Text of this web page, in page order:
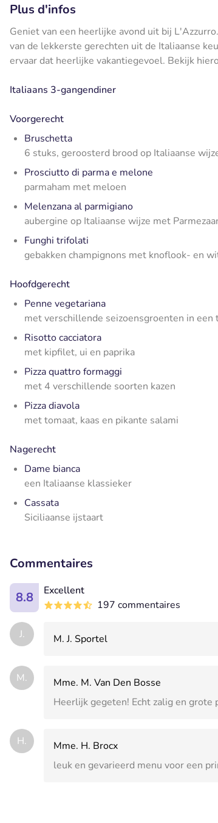
Plus d'infos
Geniet van een heerlijke avond uit bij
van de lekkerste gerechten uit de Italiaanse
ervaar dat heerlijke vakantiegevoel. Bekijk
Italiaans 3-gangendiner
Voorgerecht
Bruschetta
6 stuks, geroosterd brood op Italiaanse
Prosciutto di parma e melone
parmaham met meloen
Melenzana al parmigiano
aubergine op Italiaanse wijze met
Funghi trifolati
gebakken champignons met knoflook- en
Hoofdgerecht
Penne vegetariana
met verschillende seizoensgroenten in een
Risotto cacciatora
met kipfilet, ui en paprika
Pizza quattro formaggi
met 4 verschillende soorten kazen
Pizza diavola
met tomaat, kaas en pikante salami
Nagerecht
Dame bianca
een Italiaanse klassieker
Cassata
Siciliaanse ijstaart
Commentaires
8.8
Excellent
197 commentaires
J. M. J. Sportel
M.
Mme. M. Van Den Bosse
Heerlijk gegeten! Echt zalig en grote
H.
Mme. H. Brocx
leuk en gevarieerd menu voor een